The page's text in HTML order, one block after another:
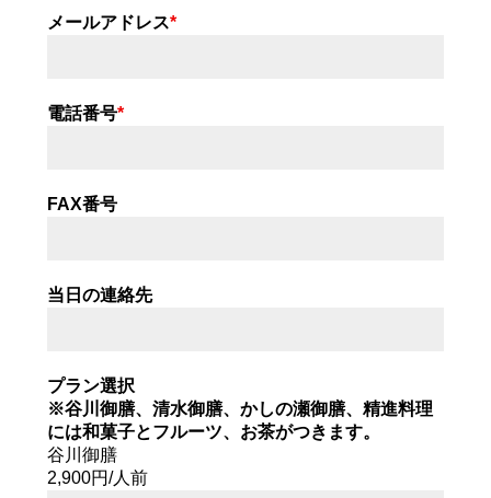
メールアドレス*
電話番号*
FAX番号
当日の連絡先
プラン選択
※谷川御膳、清水御膳、かしの瀬御膳、精進料理
には和菓子とフルーツ、お茶がつきます。
谷川御膳
2,900円/人前